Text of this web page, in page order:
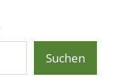
Suchen